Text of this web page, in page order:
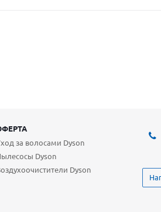
за волосами Dyson
Dyson
Dyson